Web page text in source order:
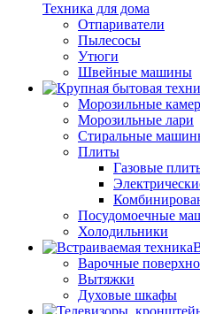
Техника для дома
Отпариватели
Пылесосы
Утюги
Швейные машины
Морозильные
Морозильные лари
Стиральные
Плиты
Газовые
Посудомоечные
Холодильники
Варочные
Вытяжки
Духовые шкафы